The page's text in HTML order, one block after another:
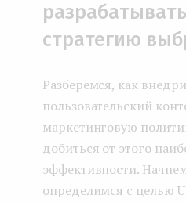
стратегию
Разберемся, как
пользовательский
маркетинговую
добиться от этого
эффективности.
определимся с целью